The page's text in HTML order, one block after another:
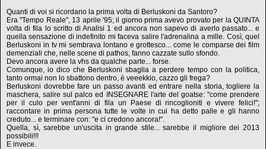
Quanti di voi si ricordano la prima volta di Berluskoni da Santoro?
Era "Tempo Reale", 13 aprile '95; il giorno prima avevo provato per la QUINTA
volta di fila lo scritto di Analisi 1 ed ancora non sapevo di averlo passato... e
quella sensazione di indefinito mi faceva salire l'adrenalina a mille. Così, quel
Berluskoni in tv mi sembrava lontano e grottesco... come le comparse dei film
demenziali che, nelle scene di pathos, fanno cazzate sullo sfondo.
Devo ancora avere la vhs da qualche parte... forse.
Comunque, io dico che Berluskoni sbaglia a perdere tempo con la politica,
tanto ormai non lo sbattono dentro, è veeekkio, cazzo gli frega?
Berluskoni dovrebbe fare un passo avanti ed entrare nella storia, togliere la
maschera, salire sul palco ed INSEGNARE l'arte del goatse: "come prendere
per il culo per vent'anni di fila un Paese di rincoglioniti e vivere felici!";
raccontare in prima persona tutte le volte in cui ha detto palle e gli hanno
creduto... e terminare con: "e ci credono ancora!".
Quella, sì, sarebbe un'uscita in grande stile... sarebbe il migliore dei 2013
possibili!!!
E invece.